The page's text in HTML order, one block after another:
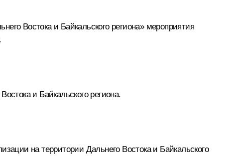
Востока и Байкальского региона» мероприятия
и Байкальского региона.
на территории Дальнего Востока и Байкальского